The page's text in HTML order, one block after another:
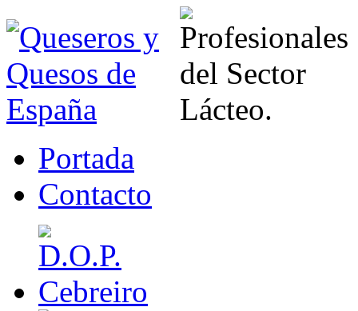
Portada
Contacto